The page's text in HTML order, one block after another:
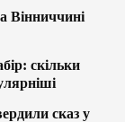
Вінниччині
скільки
сказ у